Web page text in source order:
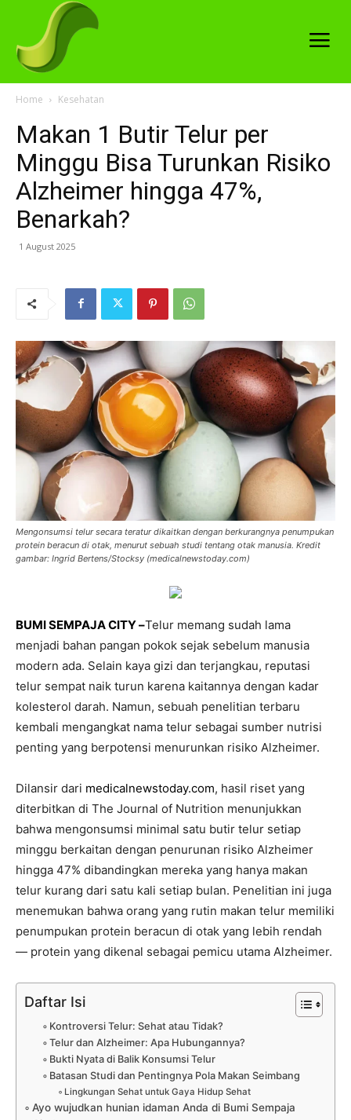
Home Kesehatan
Makan 1 Butir Telur per
Minggu Bisa Turunkan Risiko
Alzheimer hingga 47%,
Benarkah?
1 August 2025
Mengonsumsi telur secara teratur dikaitkan dengan berkurangnya penumpukan
protein beracun di otak, menurut sebuah studi tentang otak manusia. Kredit
gambar: Ingrid Bertens/Stocksy (medicalnewstoday.com)
BUMI SEMPAJA CITY –Telur memang sudah lama
menjadi bahan pangan pokok sejak sebelum manusia
modern ada. Selain kaya gizi dan terjangkau, reputasi
telur sempat naik turun karena kaitannya dengan kadar
kolesterol darah. Namun, sebuah penelitian terbaru
kembali mengangkat nama telur sebagai sumber nutrisi
penting yang berpotensi menurunkan risiko Alzheimer.
Dilansir dari medicalnewstoday.com, hasil riset yang
diterbitkan di The Journal of Nutrition menunjukkan
bahwa mengonsumsi minimal satu butir telur setiap
minggu berkaitan dengan penurunan risiko Alzheimer
hingga 47% dibandingkan mereka yang hanya makan
telur kurang dari satu kali setiap bulan. Penelitian ini juga
menemukan bahwa orang yang rutin makan telur memiliki
penumpukan protein beracun di otak yang lebih rendah
— protein yang dikenal sebagai pemicu utama Alzheimer.
Daftar Isi
Kontroversi Telur: Sehat atau Tidak?
Telur dan Alzheimer: Apa Hubungannya?
Bukti Nyata di Balik Konsumsi Telur
Batasan Studi dan Pentingnya Pola Makan Seimbang
Lingkungan Sehat untuk Gaya Hidup Sehat
Ayo wujudkan hunian idaman Anda di Bumi Sempaja